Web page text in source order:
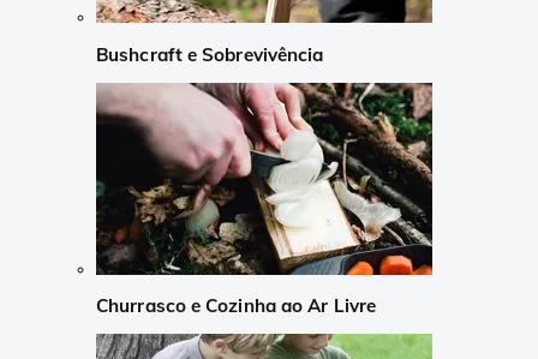
Bushcraft e Sobrevivência
Churrasco e Cozinha ao Ar Livre